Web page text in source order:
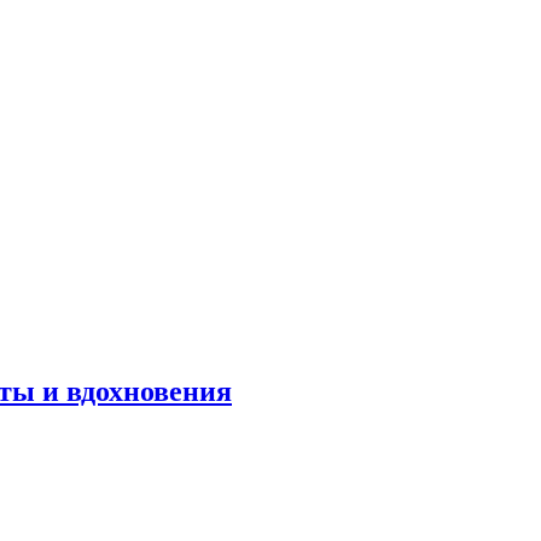
и вдохновения